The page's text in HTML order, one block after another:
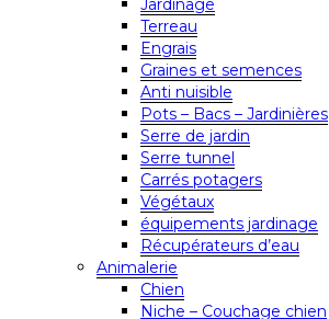
Jardinage
Terreau
Engrais
Graines et semences
Anti nuisible
Pots – Bacs – Jardinières
Serre de jardin
Serre tunnel
Carrés potagers
Végétaux
équipements jardinage
Récupérateurs d’eau
Animalerie
Chien
Niche – Couchage chien